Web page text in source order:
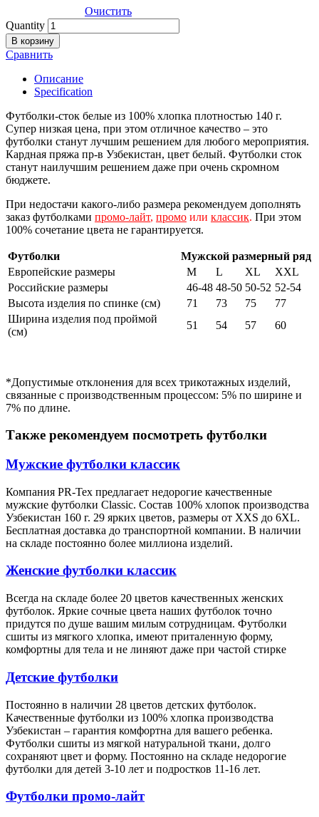
Очистить
Quantity
В корзину
Сравнить
Описание
Specification
Футболки-сток белые из 100% хлопка плотностью 140 г.
Супер низкая цена, при этом отличное качество – это
футболки станут лучшим решением для любого мероприятия.
Кардная пряжа пр-в Узбекистан, цвет белый. Футболки сток
станут наилучшим решением даже при очень скромном
бюджете.
При недостачи какого-либо размера рекомендуем дополнять
заказ футболками промо-лайт, промо или классик. При этом
100% сочетание цвета не гарантируется.
Футболки
Мужской размерный ряд
Европейские размеры
M L XL
XXL
Российские размеры
46-48 48-50 50-52 52-54
Высота изделия по спинке (см)
71 73 75
77
Ширина изделия под проймой
(см)
51 54 57 60
*Допустимые отклонения для всех трикотажных изделий,
связанные с производственным процессом: 5% по ширине и
7% по длине.
Также рекомендуем посмотреть футболки
Мужские футболки классик
Компания PR-Tex предлагает недорогие качественные
мужские футболки Classic. Состав 100% хлопок производства
Узбекистан 160 г. 29 ярких цветов, размеры от XXS до 6XL.
Бесплатная доставка до транспортной компании. В наличии
на складе постоянно более миллиона изделий.
Женские футболки классик
Всегда на складе более 20 цветов качественных женских
футболок. Яркие сочные цвета наших футболок точно
придутся по душе вашим милым сотрудницам. Футболки
сшиты из мягкого хлопка, имеют приталенную форму,
комфортны для тела и не линяют даже при частой стирке
Детские футболки
Постоянно в наличии 28 цветов детских футболок.
Качественные футболки из 100% хлопка производства
Узбекистан – гарантия комфортна для вашего ребенка.
Футболки сшиты из мягкой натуральной ткани, долго
сохраняют цвет и форму. Постоянно на складе недорогие
футболки для детей 3-10 лет и подростков 11-16 лет.
Футболки промо-лайт